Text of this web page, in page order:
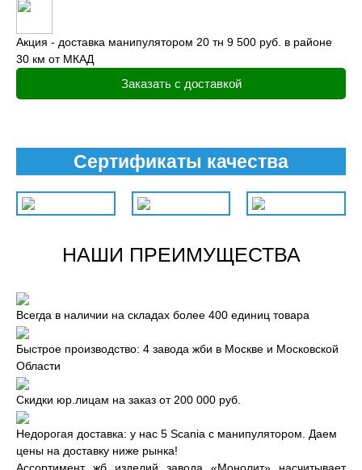
Акция - доставка манипулятором 20 тн 9 500 руб. в районе
30 км от МКАД
Заказать с доставкой
Сертификаты качества
НАШИ ПРЕИМУЩЕСТВА
Всегда в наличии на складах более 400 единиц товара
Быстрое производство: 4 завода жби в Москве и Московской
Области
Скидки юр.лицам на заказ от 200 000 руб.
Недорогая доставка: у нас 5 Scania с манипулятором. Даем
цены на доставку ниже рынка!